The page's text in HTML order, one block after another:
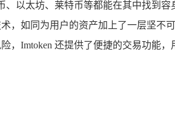
以太坊、莱特币等都能在其中找到
如同为用户的资产加上了一层坚不
Imtoken 还提供了便捷的交易功能